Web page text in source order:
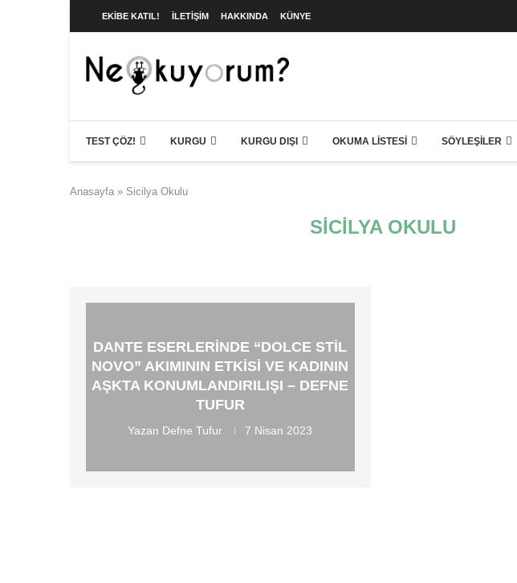
EKIBE KATIL! İLETIŞIM HAKKINDA KÜNYE
TEST ÇÖZ! KURGU KURGU DIŞI OKUMA LISTESI SÖYLEŞILER
Anasayfa » Sicilya Okulu
SICILYA OKULU
DANTE ESERLERINDE “DOLCE STIL
NOVO” AKIMININ ETKISI VE KADININ
AŞKTA KONUMLANDIRILIŞI – DEFNE
TUFUR
Yazan Defne Tufur 7 Nisan 2023